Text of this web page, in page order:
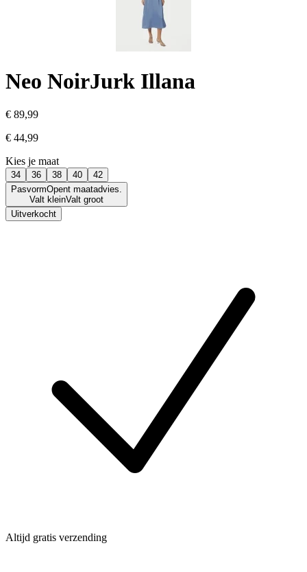
Neo NoirJurk Illana
€ 89,99
€ 44,99
Kies je maat
34 36 38 40
42
PasvormOpent maatadvies.
Valt kleinValt groot
Uitverkocht
Altijd gratis verzending